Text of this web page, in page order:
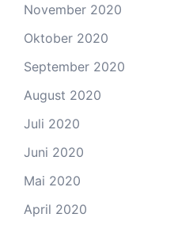
November 2020
Oktober 2020
September 2020
August 2020
Juli 2020
Juni 2020
Mai 2020
April 2020